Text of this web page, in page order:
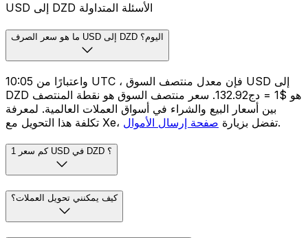
USD إلى DZD الأسئلة المتداولة
ما هو سعر الصرف USD إلى DZD اليوم؟
واعتبارًا من 10:05 UTC ، فإن معدل منتصف السوق USD إلى
DZD هو $1 = دج132.92. سعر منتصف السوق هو نقطة المنتصف
بين أسعار البيع والشراء في أسواق العملات العالمية. لمعرفة
تكلفة هذا التحويل مع Xe، تفضل بزيارة صفحة إرسال الأموال .
كم سعر 1 USD في DZD ؟
كيف يمكنني تحويل العملات؟